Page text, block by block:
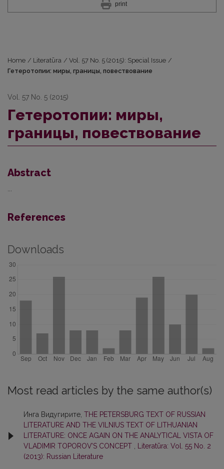
print
Home / Literatūra / Vol. 57 No. 5 (2015): Special Issue /
Гетеротопии: миры, границы, повествование
Vol. 57 No. 5 (2015)
Гетеротопии: миры,
границы, повествование
Abstract
References
Downloads
Most read articles by the same author(s)
Инга Видугирите, THE PETERSBURG TEXT OF RUSSIAN
LITERATURE AND THE VILNIUS TEXT OF LITHUANIAN
LITERATURE: ONCE AGAIN ON THE ANALYTICAL VISTA OF
VLADIMIR TOPOROV’S CONCEPT
Literatūra: Vol. 55 No. 2
(2013): Russian Literature